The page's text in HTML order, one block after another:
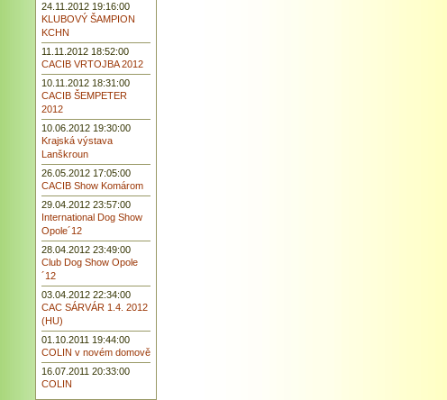
24.11.2012 19:16:00
KLUBOVÝ ŠAMPION
KCHN
11.11.2012 18:52:00
CACIB VRTOJBA 2012
10.11.2012 18:31:00
CACIB ŠEMPETER
2012
10.06.2012 19:30:00
Krajská výstava
Lanškroun
26.05.2012 17:05:00
CACIB Show Komárom
29.04.2012 23:57:00
International Dog Show
Opole´12
28.04.2012 23:49:00
Club Dog Show Opole
´12
03.04.2012 22:34:00
CAC SÁRVÁR 1.4. 2012
(HU)
01.10.2011 19:44:00
COLIN v novém domově
16.07.2011 20:33:00
COLIN